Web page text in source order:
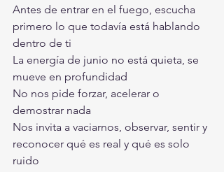
Antes de entrar en el fuego, escucha
primero lo que todavía está hablando
dentro de ti
La energía de junio no está quieta, se
mueve en profundidad
No nos pide forzar, acelerar o
demostrar nada
Nos invita a vaciarnos, observar, sentir y
reconocer qué es real y qué es solo
ruido